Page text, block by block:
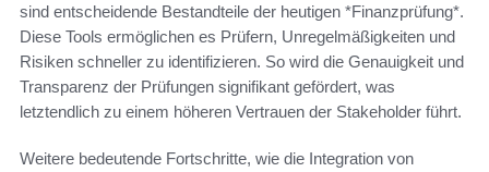
sind entscheidende Bestandteile der heutigen *Finanzprüfung*.
Diese Tools ermöglichen es Prüfern, Unregelmäßigkeiten und
Risiken schneller zu identifizieren. So wird die Genauigkeit und
Transparenz der Prüfungen signifikant gefördert, was
letztendlich zu einem höheren Vertrauen der Stakeholder führt.
Weitere bedeutende Fortschritte, wie die Integration von